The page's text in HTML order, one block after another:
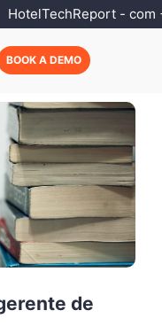
HotelTechReport - com
BOOK A DEMO
de